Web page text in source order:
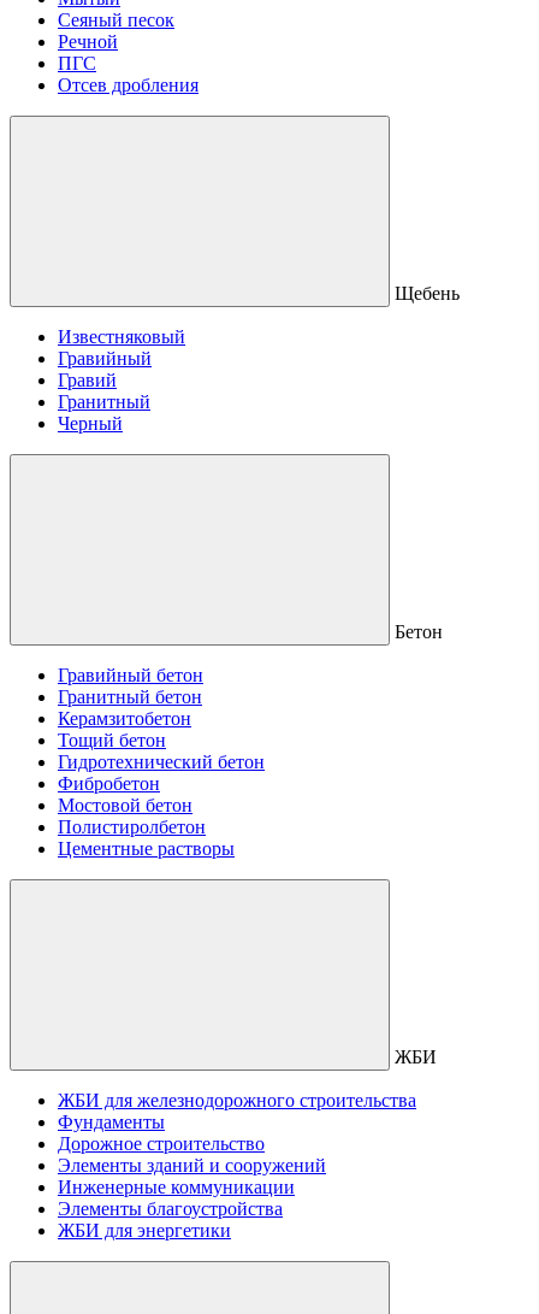
Сеяный песок
Речной
ПГС
Отсев дробления
Щебень
Известняковый
Гравийный
Гравий
Гранитный
Черный
Бетон
Гравийный бетон
Гранитный бетон
Керамзитобетон
Тощий бетон
Гидротехнический бетон
Фибробетон
Мостовой бетон
Полистиролбетон
Цементные растворы
ЖБИ
ЖБИ для железнодорожного строительства
Фундаменты
Дорожное строительство
Элементы зданий и сооружений
Инженерные коммуникации
Элементы благоустройства
ЖБИ для энергетики